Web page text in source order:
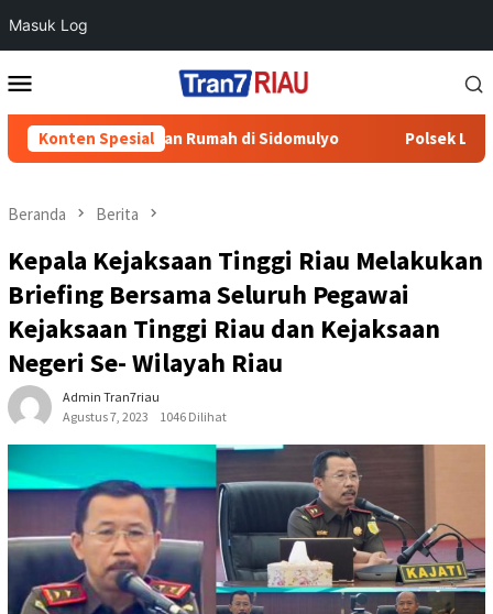
Masuk Log
ke
Mobile
Konten Spesial
Rumah di Sidomulyo Polsek Lubuk Batu Jaya
Beranda Berita
Kepala Kejaksaan Tinggi Riau Melakukan
Briefing Bersama Seluruh Pegawai
Kejaksaan Tinggi Riau dan Kejaksaan
Negeri Se- Wilayah Riau
Admin Tran7riau
Agustus 7, 2023
1046 Dilihat